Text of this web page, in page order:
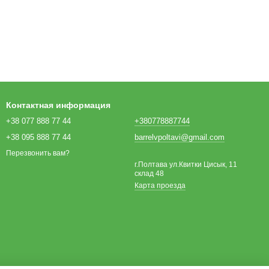
Контактная информация
+38 077 888 77 44
+38 095 888 77 44
Перезвонить вам?
+380778887744
barrelvpoltavi@gmail.com
г.Полтава ул.Квитки Цисык, 11
склад 48
Карта проезда